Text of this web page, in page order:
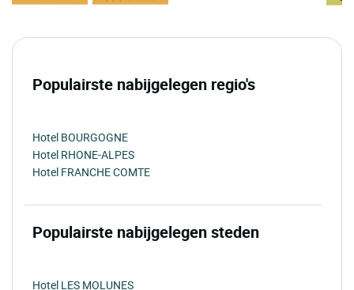
Populairste nabijgelegen regio's
Hotel BOURGOGNE
Hotel RHONE-ALPES
Hotel FRANCHE COMTE
Populairste nabijgelegen steden
Hotel LES MOLUNES